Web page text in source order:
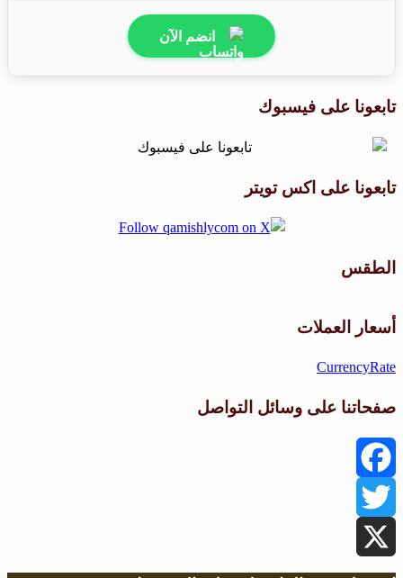
انضم الآن
تابعونا على فيسبوك
تابعونا على اكس تويتر
الطقس
أسعار العملات
CurrencyRate
صفحاتنا على وسائل التواصل
Facebook
Twitter